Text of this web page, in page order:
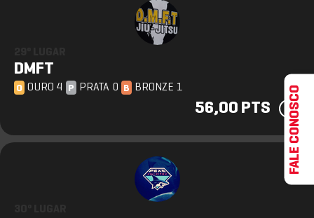
DMFT
O OURO 4 P PRATA 0 B BRONZE 1
56,00 PTS FALE CONOSCO